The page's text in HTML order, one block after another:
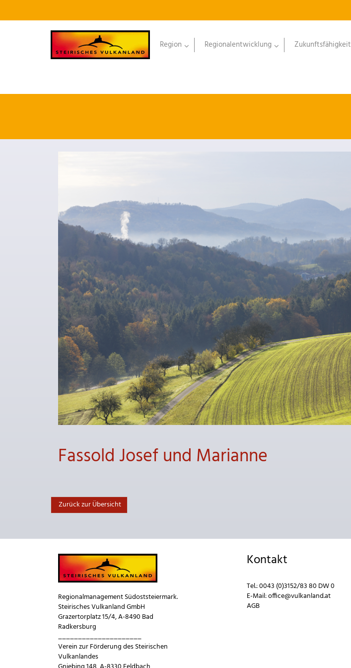
Region Regionalentwicklung Zukunftsfähigkeit
Fassold Josef und Marianne
Zurück zur Übersicht
Regionalmanagement Südoststeiermark.
Steirisches Vulkanland GmbH
Grazertorplatz 15/4, A-8490 Bad
Radkersburg
_____________________
Verein zur Förderung des Steirischen
Vulkanlandes
Kontakt
Tel.:0043 (0)3152/83 80 DW 0
E-Mail:office@vulkanland.at
AGB